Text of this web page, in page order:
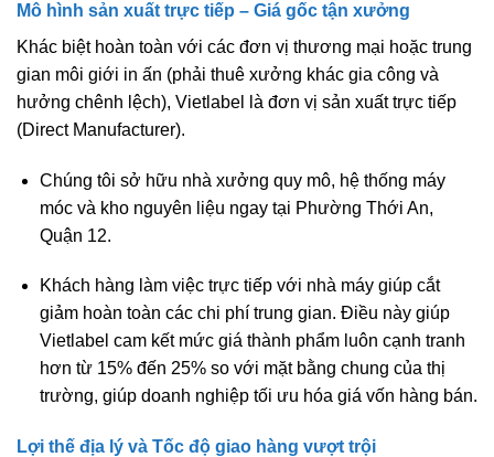
Mô hình sản xuất trực tiếp – Giá gốc tận xưởng
Khác biệt hoàn toàn với các đơn vị thương mại hoặc trung
gian môi giới in ấn (phải thuê xưởng khác gia công và
hưởng chênh lệch), Vietlabel là đơn vị sản xuất trực tiếp
(Direct Manufacturer).
Chúng tôi sở hữu nhà xưởng quy mô, hệ thống máy
móc và kho nguyên liệu ngay tại Phường Thới An,
Quận 12.
Khách hàng làm việc trực tiếp với nhà máy giúp cắt
giảm hoàn toàn các chi phí trung gian. Điều này giúp
Vietlabel cam kết mức giá thành phẩm luôn cạnh tranh
hơn từ 15% đến 25%so với mặt bằng chung của thị
trường, giúp doanh nghiệp tối ưu hóa giá vốn hàng bán.
Lợi thế địa lý và Tốc độ giao hàng vượt trội